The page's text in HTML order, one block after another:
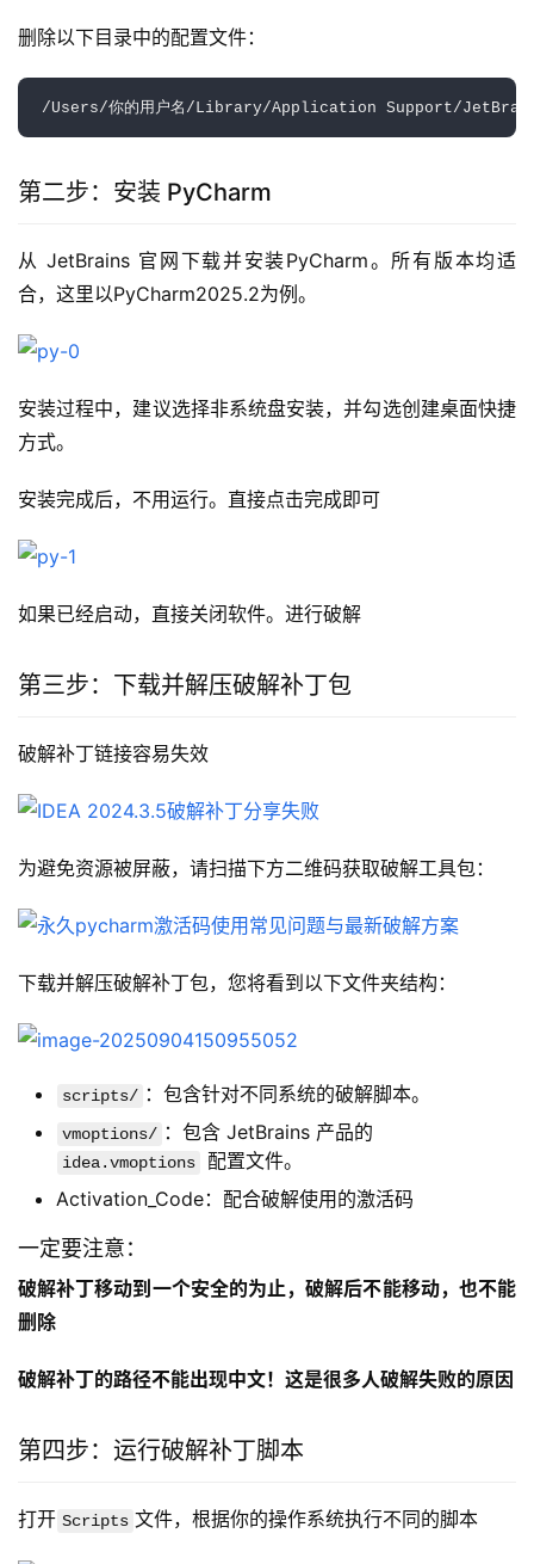
删除以下目录中的配置文件：
第二步：安装 PyCharm
从 JetBrains 官网下载并安装PyCharm。所有版本均适
合，这里以PyCharm2025.2为例。
安装过程中，建议选择非系统盘安装，并勾选创建桌面快捷
方式。
安装完成后，不用运行。直接点击完成即可
如果已经启动，直接关闭软件。进行破解
第三步：下载并解压破解补丁包
破解补丁链接容易失效
为避免资源被屏蔽，请扫描下方二维码获取破解工具包：
下载并解压破解补丁包，您将看到以下文件夹结构：
scripts/ ：包含针对不同系统的破解脚本。
vmoptions/ ：包含 JetBrains 产品的
idea.vmoptions
配置文件。
Activation_Code：配合破解使用的激活码
一定要注意：
破解补丁移动到一个安全的为止，破解后不能移动，也不能
删除
破解补丁的路径不能出现中文！这是很多人破解失败的原因
第四步：运行破解补丁脚本
打开 Scripts 文件，根据你的操作系统执行不同的脚本